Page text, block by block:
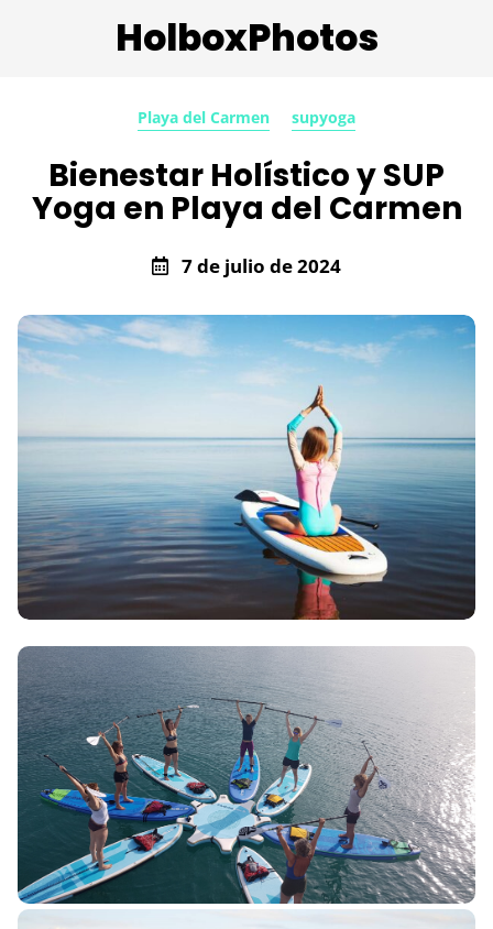
HolboxPhotos
Playa del Carmen supyoga
Bienestar Holístico y SUP
Yoga en Playa del Carmen
7 de julio de 2024